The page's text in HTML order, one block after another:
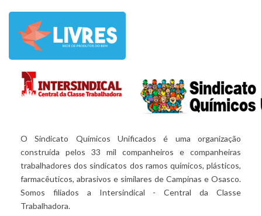
O Sindicato Químicos Unificados é uma organização
construída pelos 33 mil companheiros e companheiras
trabalhadores dos sindicatos dos ramos químicos, plásticos,
farmacêuticos, abrasivos e similares de Campinas e Osasco.
Somos filiados a Intersindical - Central da Classe
Trabalhadora.